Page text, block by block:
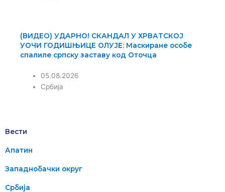
(ВИДЕО) УДАРНО! СКАНДАЛ У ХРВАТСКОЈ
УОЧИ ГОДИШЊИЦЕ ОЛУЈЕ: Маскиране особе
спалиле српску заставу код Оточца
05.08.2026
Србија
Вести
Апатин
Западнобачки округ
Србија